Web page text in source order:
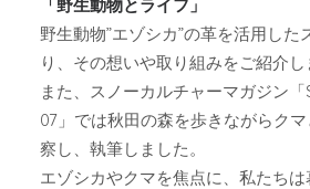
「野生動物とライフ」
野生動物”エゾシカ”の革を活用した
り、その想いや取り組みをご紹介し
また、スノーカルチャーマガジン
07」では秋田の森を歩きながらク
察し、執筆しました。
エゾシカやクマを焦点に、私たち